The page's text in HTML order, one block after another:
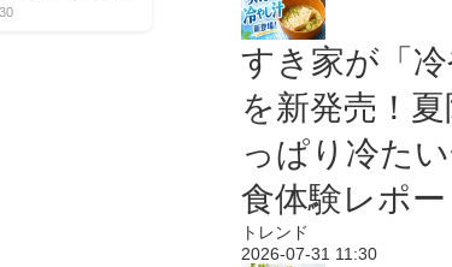
すき家が「冷
を新発売！夏
っぱり冷た
食体験レポー
トレンド
2026-07-31 11:30